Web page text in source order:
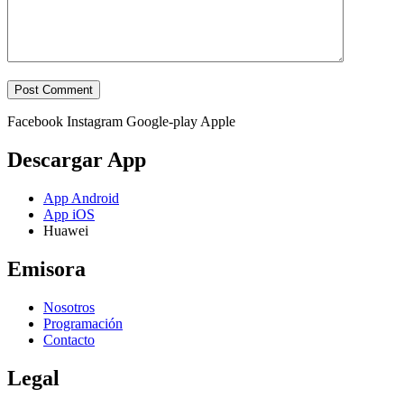
Facebook Instagram Google-play Apple
Descargar App
App Android
App iOS
Huawei
Emisora
Nosotros
Programación
Contacto
Legal